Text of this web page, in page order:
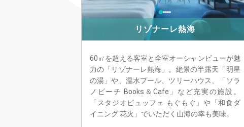
リゾナーレ熱海
60㎡を超える客室と全室オーシャンビューが魅
力の「リゾナーレ熱海」。絶景の半露天「明星
の湯」や、温水プール、ツリーハウス、「ソラ
ノビーチ Books＆Cafe」など充実の施設。
「スタジオビュッフェ もぐもぐ」や「和食ダ
イニング 花火」でいただく山海の幸も美味。